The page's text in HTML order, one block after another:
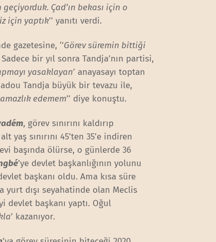
Çad’ın bekası için o
için yaptık’’ yanıtı verdi.
gazetesine, ‘’Görev süremin bittiği
Sadece bir yıl sonra Tandja’nın partisi,
yasaklayan’ anayasayı toptan
Tandja büyük bir tevazu ile,
edemem’’ diye konuştu.
, görev sınırını kaldırıp
sınırını 45’ten 35’e indiren
başında ölürse, o günlerde 36
’ye devlet başkanlığının yolunu
başkanı oldu. Ama kısa süre
yurt dışı seyahatinde olan Meclis
devlet başkanı yaptı. Oğul
’ kazanıyor.